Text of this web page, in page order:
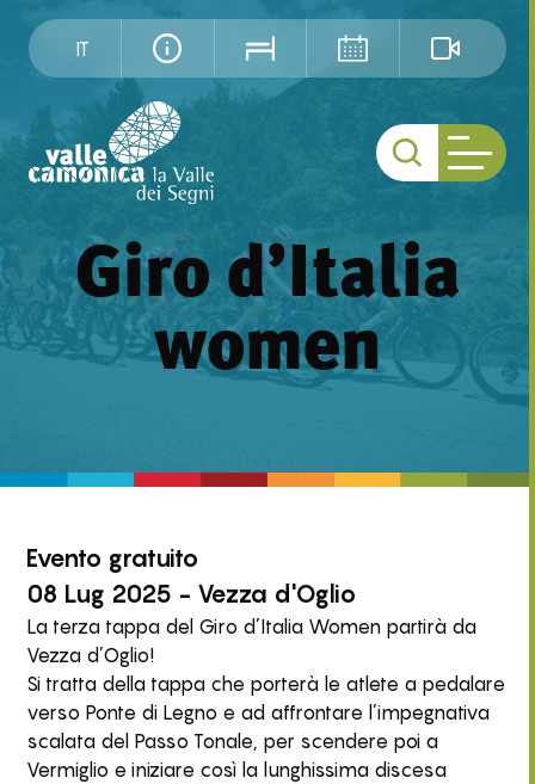
IT
Giro d’Italia
women
Evento gratuito
08 Lug 2025 - Vezza d'Oglio
La terza tappa del Giro d’Italia Women partirà da
Vezza d’Oglio!
Si tratta della tappa che porterà le atlete a pedalare
verso Ponte di Legno e ad affrontare l’impegnativa
scalata del Passo Tonale, per scendere poi a
Vermiglio e iniziare così la lunghissima discesa